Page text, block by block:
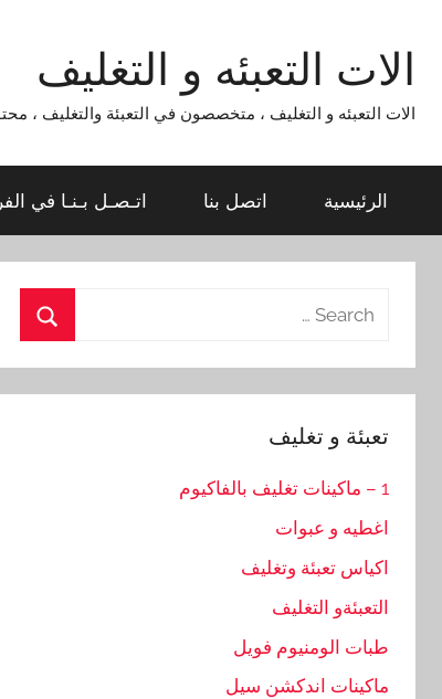
contentالات التعبئه و التغليف
الات التعبئه و التغليف ، متخصصون في التعبئة والتغليف ، محتوي جبد لماكينات التعبئة و
الرئيسية اتصل بنا اتـصـل بـنـا في
Search
تعبئة و تغليف
1 – ماكينات تغليف بالفاكيوم
اغطيه و عبوات
اكياس تعبئة وتغليف
التعبئةو التغليف
طبات الومنيوم فويل
ماكينات اندكشن سيل